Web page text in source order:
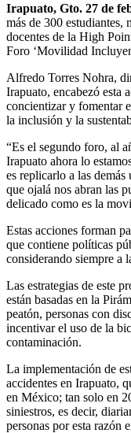
Irapuato, Gto. 27 de
más de 300 estudiantes,
docentes de la High
Foro ‘Movilidad
Alfredo Torres Nohra,
Irapuato, encabezó esta
concientizar y fomentar
la inclusión y la
“Es el segundo foro, al
Irapuato ahora lo
es replicarlo a las demás
que ojalá nos abran las
delicado como es la
Estas acciones forman
que contiene políticas
considerando siempre a
Las estrategias de este
están basadas en la
peatón, personas con
incentivar el uso de la
contaminación.
La implementación de
accidentes en Irapuato,
en México; tan solo en
siniestros, es decir,
personas por esta razón